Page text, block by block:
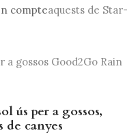
compteaquests de Star-
gossos Good2Go Rain
ús per a gossos,
de canyes